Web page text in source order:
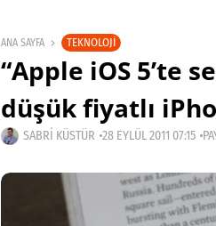
ANA SAYFA TEKNOLOJI
“Apple iOS 5’te
düşük fiyatlı
SABRI KÜSTÜR 28 EYLÜL 2011 07:15